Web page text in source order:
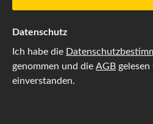
Datenschutz
Ich habe die
genommen und die AGB
einverstanden.